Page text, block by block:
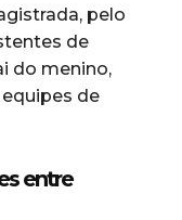
pelo
de
do menino,
de
entre